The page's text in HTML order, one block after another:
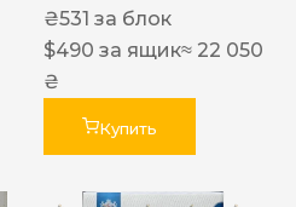
₴531 за блок
$490 за ящик≈ 22 050
₴
Купить